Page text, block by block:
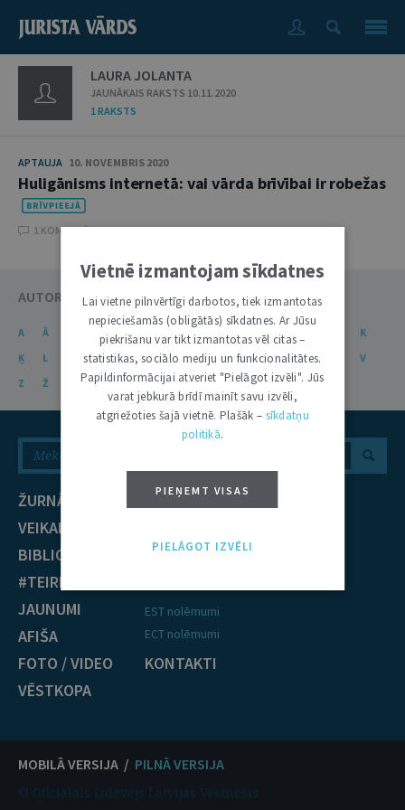
LAURA JOLANTA
JAUNĀKAIS RAKSTS 10.11.2020
1 RAKSTS
APTAUJA 10. NOVEMBRIS 2020
Huligānisms internetā: vai vārda brīvībai ir robežas
1 KOMENTĀRI
AUTORU KATALOGS
A Ā Č Ē G Ģ
K
Ķ
L M N Ņ O P R S Š T U
V
Z
Ž
ŽURNĀLS
VEIKALS
BIBLIOTĒKA
#TEIRDARBS
JAUNUMI
AFIŠA
FOTO / VIDEO
VĒSTKOPA
NOZARES
Krimināltiesības
EST nolēmumi
ECT nolēmumi
KONTAKTI
MOBILĀ VERSIJA / PILNĀ VERSIJA
© Oficiālais izdevējs Latvijas Vēstnesis
Vietnē izmantojam sīkdatnes
Lai vietne pilnvērtīgi darbotos, tiek izmantotas
nepieciešamās (obligātās) sīkdatnes. Ar Jūsu
piekrišanu var tikt izmantotas vēl citas –
statistikas, sociālo mediju un funkcionalitātes.
Papildinformācijai atveriet "Pielāgot izvēli". Jūs
varat jebkurā brīdī mainīt savu izvēli,
atgriežoties šajā vietnē. Plašāk – sīkdatņu
politikā.
PIEŅEMT VISAS
PIELĀGOT IZVĒLI